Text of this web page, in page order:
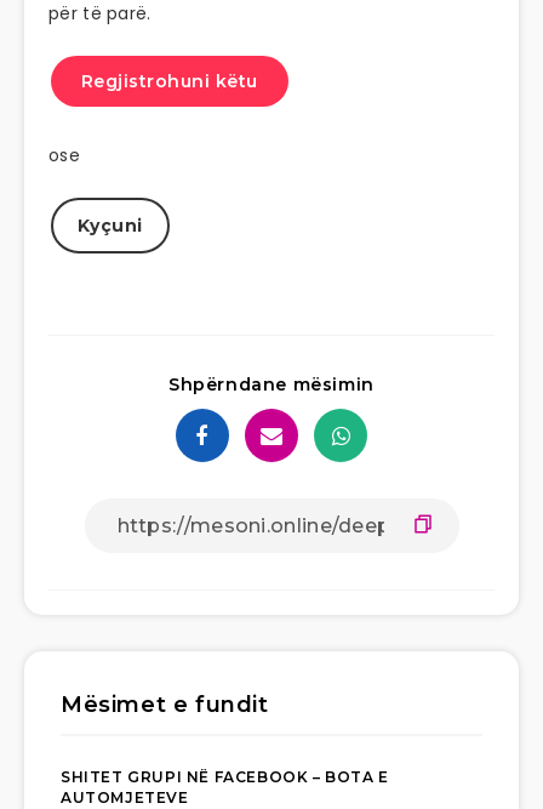
për të parë.
Regjistrohuni këtu
ose
Kyçuni
Shpërndane mësimin
Mësimet e fundit
SHITET GRUPI NË FACEBOOK – BOTA E
AUTOMJETEVE